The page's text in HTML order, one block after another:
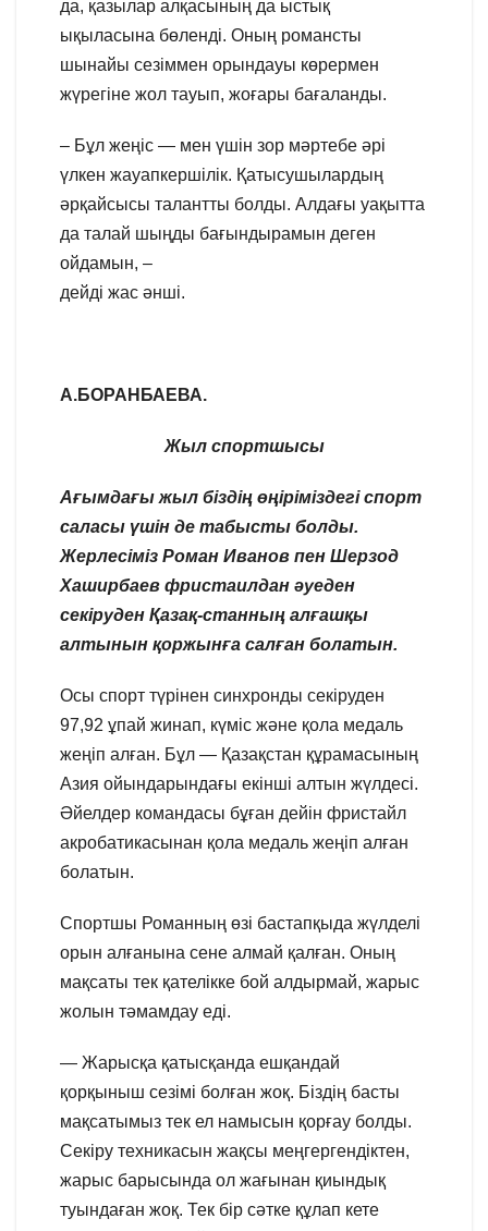
да, қазылар алқасының да ыстық
ықыласына бөленді. Оның романсты
шынайы сезіммен орындауы көрермен
жүрегіне жол тауып, жоғары бағаланды.
– Бұл жеңіс — мен үшін зор мәртебе әрі
үлкен жауапкершілік. Қатысушылардың
әрқайсысы талантты болды. Алдағы уақытта
да талай шыңды бағындырамын деген
ойдамын, –
дейді жас әнші.
А.БОРАНБАЕВА.
Жыл спортшысы
Ағымдағы жыл біздің өңіріміздегі спорт
саласы үшін де табысты болды.
Жерлесіміз Роман Иванов пен Шерзод
Хаширбаев фристаилдан әуеден
секіруден Қазақ-станның алғашқы
алтынын қоржынға салған болатын.
Осы спорт түрінен синхронды секіруден
97,92 ұпай жинап, күміс және қола медаль
жеңіп алған. Бұл — Қазақстан құрамасының
Азия ойындарындағы екінші алтын жүлдесі.
Әйелдер командасы бұған дейін фристайл
акробатикасынан қола медаль жеңіп алған
болатын.
Спортшы Романның өзі бастапқыда жүлделі
орын алғанына сене алмай қалған. Оның
мақсаты тек қателікке бой алдырмай, жарыс
жолын тәмамдау еді.
— Жарысқа қатысқанда ешқандай
қорқыныш сезімі болған жоқ. Біздің басты
мақсатымыз тек ел намысын қорғау болды.
Секіру техникасын жақсы меңгергендіктен,
жарыс барысында ол жағынан қиындық
туындаған жоқ. Тек бір сәтке құлап кете